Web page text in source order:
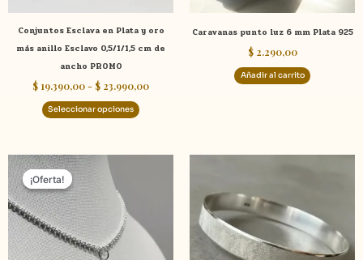
Conjuntos Esclava en Plata y oro
más anillo Esclavo 0,5/1/1,5 cm de
ancho PROMO
$ 19.390,00- $ 23.990,00
Seleccionar opciones
elegir
en
la
de
producto
Caravanas punto luz 6 mm Plata 925
$2.290,00
Añadir al carrito
¡Oferta!
¡Oferta!
El
precio
original
era:
$ 4.290,00.
Las